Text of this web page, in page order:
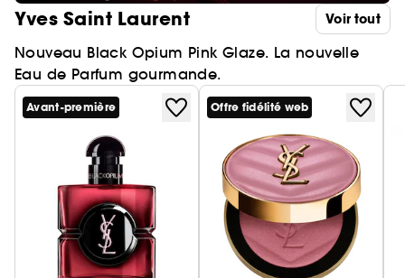
Yves Saint Laurent
Nouveau Black Opium Pink Glaze. La nouvelle
Eau de Parfum gourmande.
Voir tout
Avant-première Offre fidélité web